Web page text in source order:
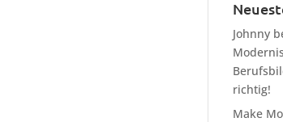
Johnny
richtig!
Make